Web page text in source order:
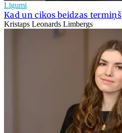
Līgumi
Kad un cikos beidzas termiņš
Kristaps Leonards Limbergs